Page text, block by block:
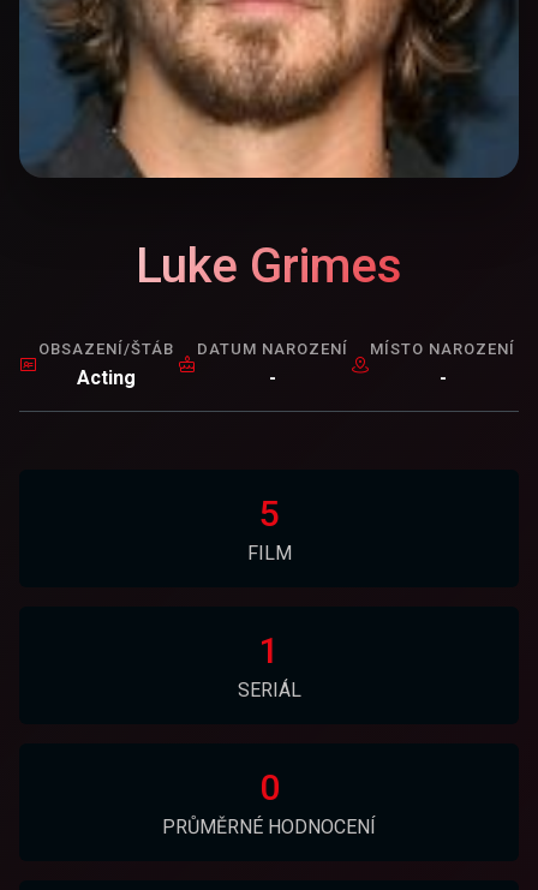
Luke Grimes
OBSAZENÍ/ŠTÁB
Acting
DATUM NAROZENÍ
-
MÍSTO NAROZENÍ
-
5
FILM
1
SERIÁL
0
PRŮMĚRNÉ HODNOCENÍ